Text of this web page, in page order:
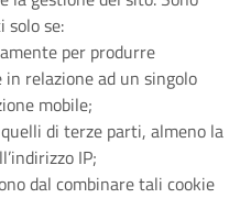
solo se:
per produrre
relazione ad un singolo
mobile;
di terze parti, almeno la
IP;
dal combinare tali cookie